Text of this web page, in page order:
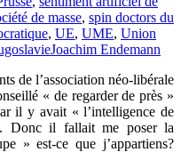
de masse, spin doctors du
, UE, UME, Union
Joachim Endemann
de l’association néo-libérale
« de regarder de près »
il y avait « l’intelligence de
Donc il fallait me poser la
» est-ce que j’appartiens?